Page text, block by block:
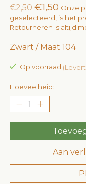
€2,50 €1,50 Onze
geselecteerd, is het
Retourneren is altijd
Zwart / Maat 104
Op voorraad
Hoeveelheid:
Aan